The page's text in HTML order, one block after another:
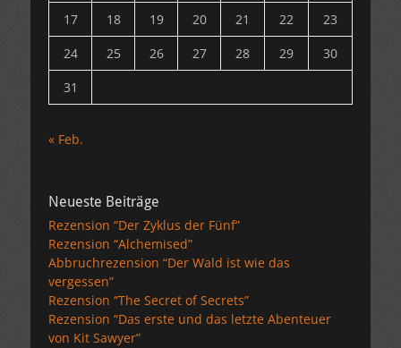
17
18 19 20 21 22
23
24
25 26 27 28 29
30
31
« Feb.
Neueste Beiträge
Rezension “Der Zyklus der Fünf”
Rezension “Alchemised”
Abbruchrezension “Der Wald ist wie das
vergessen”
Rezension “The Secret of Secrets”
Rezension “Das erste und das letzte Abenteuer
von Kit Sawyer”